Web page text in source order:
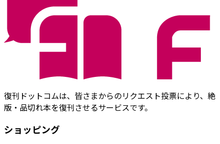
復刊ドットコムは、皆さまからのリクエスト投票により、絶
版・品切れ本を復刊させるサービスです。
ショッピング